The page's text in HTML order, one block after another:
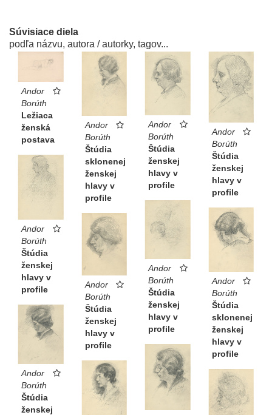
Súvisiace diela
podľa názvu, autora / autorky, tagov...
Andor
Borúth
Ležiaca
ženská
postava
Andor
Borúth
Štúdia
sklonenej
ženskej
hlavy v
profile
Andor
Borúth
Štúdia
ženskej
hlavy v
profile
Andor
Borúth
Štúdia
ženskej
hlavy v
profile
Andor
Borúth
Štúdia
ženskej
hlavy v
profile
Andor
Borúth
Štúdia
ženskej
hlavy v
profile
Andor
Borúth
Štúdia
sklonenej
ženskej
hlavy v
profile
Andor
Borúth
Štúdia
ženskej
hlavy v
profile
Andor
Borúth
Štúdia
ženskej